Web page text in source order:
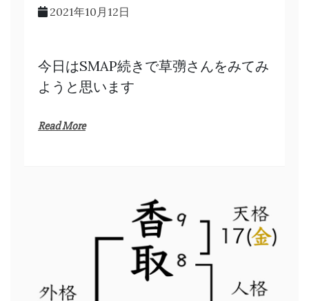
2021年10月12日
今日はSMAP続きで草彅さんをみてみ
ようと思います
Read More